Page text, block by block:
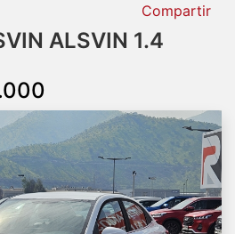
Compartir
ALSVIN 1.4